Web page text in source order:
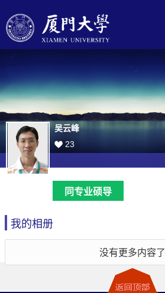
吴云峰
23
同专业硕导
我的相册
没有更多内容了